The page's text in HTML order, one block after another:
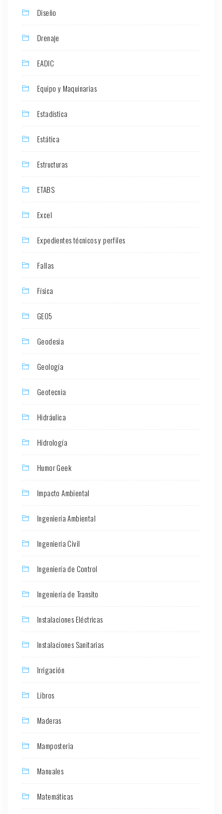
Diseño
Drenaje
EADIC
Equipo y Maquinarias
Estadística
Estática
Estructuras
ETABS
Excel
Expedientes técnicos y perfiles
Fallas
Física
GEO5
Geodesia
Geología
Geotecnia
Hidráulica
Hidrología
Humor Geek
Impacto Ambiental
Ingeniería Ambiental
Ingeniería Civil
Ingeniería de Control
Ingeniería de Transito
Instalaciones Eléctricas
Instalaciones Sanitarias
Irrigación
Libros
Maderas
Mamposteria
Manuales
Matemáticas